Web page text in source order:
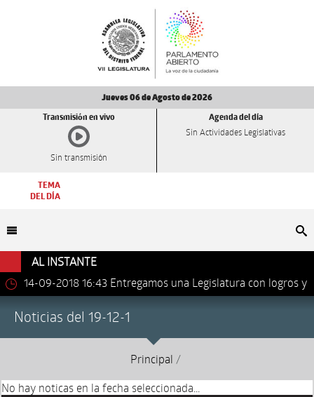
Jueves 06 de Agosto de 2026
Transmisión en vivo
Sin transmisión
Agenda del día
Sin Actividades Legislativas
TEMA
DEL DÍA
AL INSTANTE
14-09-2018 16:43 Entregamos una Legislatura con logros y
Noticias del 19-12-1
Principal /
No hay noticas en la fecha seleccionada...